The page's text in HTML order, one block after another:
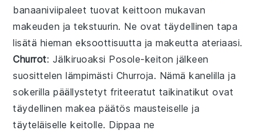
banaaniviipaleet tuovat keittoon mukavan
makeuden ja tekstuurin. Ne ovat täydellinen tapa
lisätä hieman eksoottisuutta ja makeutta ateriaasi.
Churrot: Jälkiruoaksi Posole-keiton jälkeen
suosittelen lämpimästi Churroja. Nämä kanelilla ja
sokerilla päällystetyt friteeratut taikinatikut ovat
täydellinen makea päätös mausteiselle ja
täyteläiselle keitolle. Dippaa ne